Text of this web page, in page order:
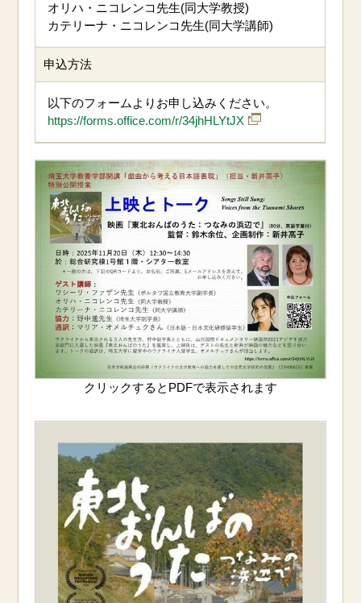
オリハ・ニコレンコ先生(同大学教授)
カテリーナ・ニコレンコ先生(同大学講師)
申込方法
以下のフォームよりお申し込みください。
https://forms.office.com/r/34jhHLYtJX
クリックするとPDFで表示されます